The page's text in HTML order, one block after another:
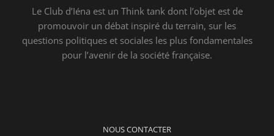
Le Club d’Iéna est un Think tank dont l’objet est de
promouvoir un débat inspiré du terrain, sur les
questions politiques et sociales les plus fondamentales
pour l’avenir de la société française.
NOUS CONTACTER